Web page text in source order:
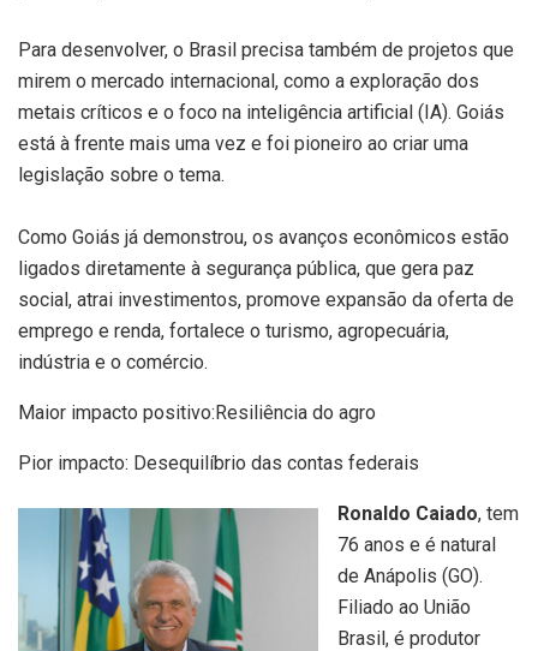
Para desenvolver, o Brasil precisa também de projetos que
mirem o mercado internacional, como a exploração dos
metais críticos e o foco na inteligência artificial (IA). Goiás
está à frente mais uma vez e foi pioneiro ao criar uma
legislação sobre o tema.
Como Goiás já demonstrou, os avanços econômicos estão
ligados diretamente à segurança pública, que gera paz
social, atrai investimentos, promove expansão da oferta de
emprego e renda, fortalece o turismo, agropecuária,
indústria e o comércio.
Maior impacto positivo:Resiliência do agro
Pior impacto: Desequilíbrio das contas federais
Ronaldo Caiado, tem
76 anos e é natural
de Anápolis (GO).
Filiado ao União
Brasil, é produtor